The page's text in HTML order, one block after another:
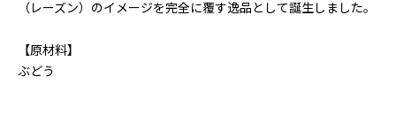
（レーズン）のイメージを完全に覆す逸品として誕生しました。
【原材料】
ぶどう